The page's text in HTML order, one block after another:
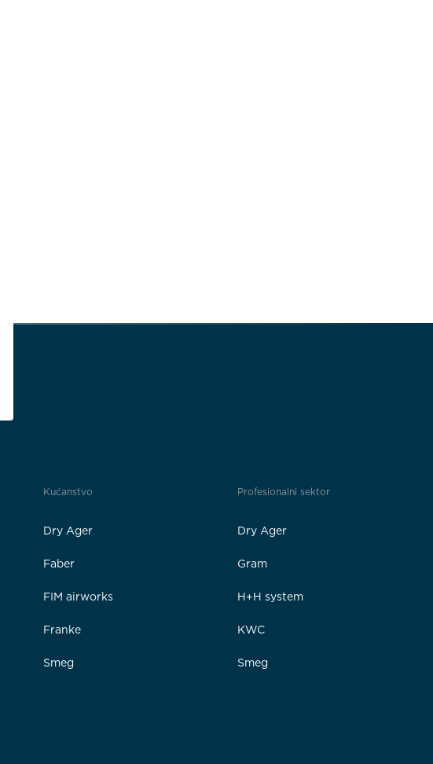
Kućanstvo
Dry Ager
Faber
FIM airworks
Franke
Smeg
Profesionalni sektor
Dry Ager
Gram
H+H system
KWC
Smeg